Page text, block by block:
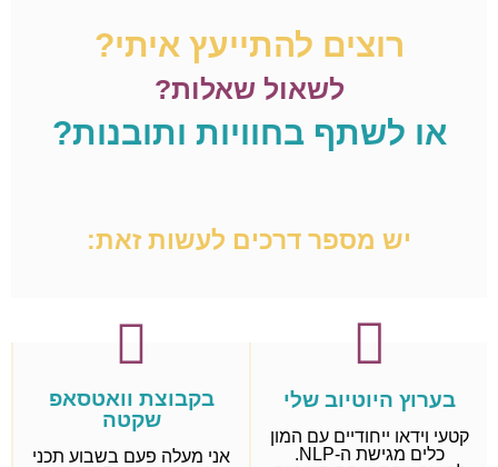
רוצים להתייעץ איתי?
לשאול שאלות?
או לשתף בחוויות ותובנות?
יש מספר דרכים לעשות זאת:
בערוץ היוטיוב שלי
קטעי וידאו ייחודיים עם המון
כלים מגישת ה-NLP.
בקבוצת וואטסאפ
שקטה
אני מעלה פעם בשבוע תכני